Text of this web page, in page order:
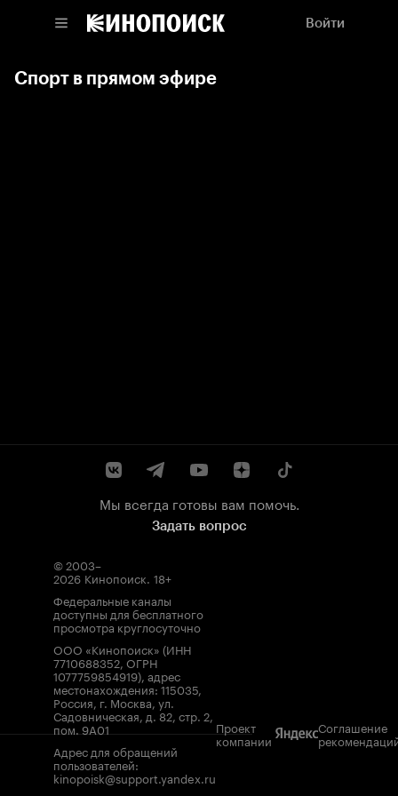
Войти
Спорт в прямом эфире
Мы всегда готовы вам помочь.
Задать вопрос
© 2003–
2026 Кинопоиск. 18+
Федеральные каналы
доступны для бесплатного
просмотра круглосуточно
ООО «Кинопоиск» (ИНН
7710688352, ОГРН
1077759854919), адрес
местонахождения: 115035,
Россия, г. Москва, ул.
Садовническая, д. 82, стр. 2,
пом. 9А01
Адрес для обращений
пользователей:
kinopoisk@support.yandex.ru
Проект
компании
Соглашение